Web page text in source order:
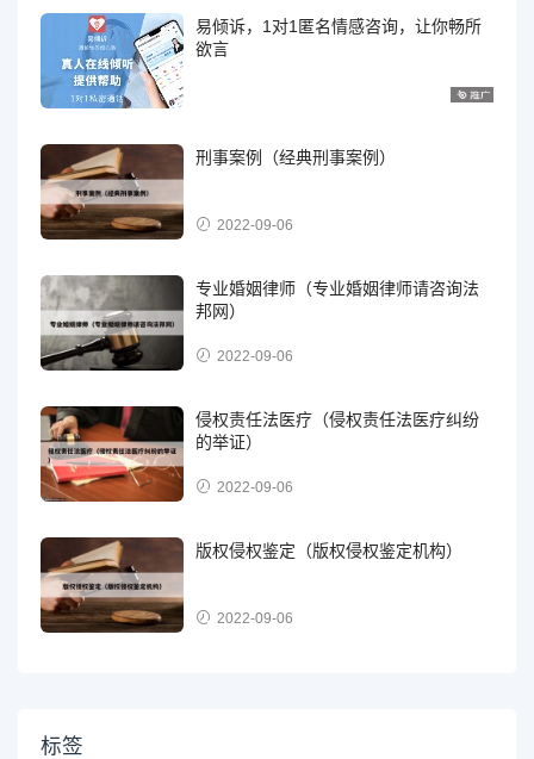
易倾诉，1对1匿名情感咨询，让你畅所
欲言
刑事案例（经典刑事案例）
2022-09-06
专业婚姻律师（专业婚姻律师请咨询法
邦网）
2022-09-06
侵权责任法医疗（侵权责任法医疗纠纷
的举证）
2022-09-06
版权侵权鉴定（版权侵权鉴定机构）
2022-09-06
标签